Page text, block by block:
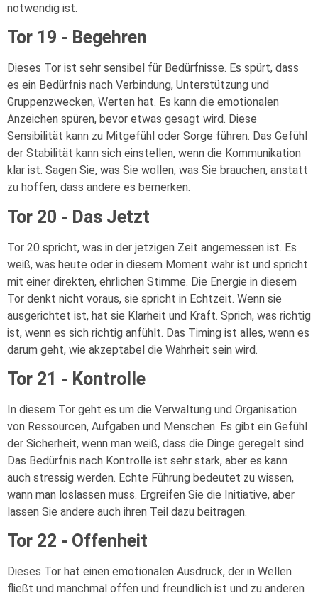
notwendig ist.
Tor 19 - Begehren
Dieses Tor ist sehr sensibel für Bedürfnisse. Es spürt, dass
es ein Bedürfnis nach Verbindung, Unterstützung und
Gruppenzwecken, Werten hat. Es kann die emotionalen
Anzeichen spüren, bevor etwas gesagt wird. Diese
Sensibilität kann zu Mitgefühl oder Sorge führen. Das Gefühl
der Stabilität kann sich einstellen, wenn die Kommunikation
klar ist. Sagen Sie, was Sie wollen, was Sie brauchen, anstatt
zu hoffen, dass andere es bemerken.
Tor 20 - Das Jetzt
Tor 20 spricht, was in der jetzigen Zeit angemessen ist. Es
weiß, was heute oder in diesem Moment wahr ist und spricht
mit einer direkten, ehrlichen Stimme. Die Energie in diesem
Tor denkt nicht voraus, sie spricht in Echtzeit. Wenn sie
ausgerichtet ist, hat sie Klarheit und Kraft. Sprich, was richtig
ist, wenn es sich richtig anfühlt. Das Timing ist alles, wenn es
darum geht, wie akzeptabel die Wahrheit sein wird.
Tor 21 - Kontrolle
In diesem Tor geht es um die Verwaltung und Organisation
von Ressourcen, Aufgaben und Menschen. Es gibt ein Gefühl
der Sicherheit, wenn man weiß, dass die Dinge geregelt sind.
Das Bedürfnis nach Kontrolle ist sehr stark, aber es kann
auch stressig werden. Echte Führung bedeutet zu wissen,
wann man loslassen muss. Ergreifen Sie die Initiative, aber
lassen Sie andere auch ihren Teil dazu beitragen.
Tor 22 - Offenheit
Dieses Tor hat einen emotionalen Ausdruck, der in Wellen
fließt und manchmal offen und freundlich ist und zu anderen